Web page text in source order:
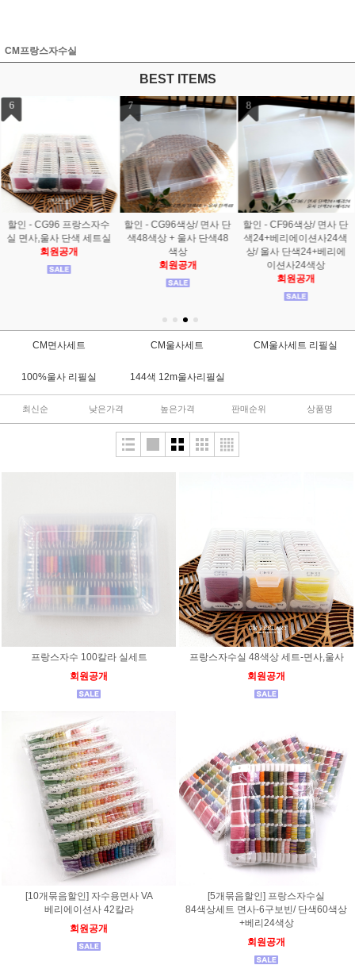
CM프랑스자수실
BEST ITEMS
7
할인 - CG96색상/ 면사 단
색48색상 + 울사 단색48
색상
회원공개
8
할인 - CF96색상/ 면사 단
색24+베리에이션사24색
상/ 울사 단색24+베리에
이션사24색상
회원공개
9
할인 - 베이직84색상/ 면
사60색상+베리에이션사
24색상
회원공개
CM면사세트 CM울사세트 CM울사세트 리필실
100%울사 리필실 144색 12m울사리필실
최신순 낮은가격 높은가격 판매순위 상품명
프랑스자수 100칼라 실세트
회원공개
프랑스자수실 48색상 세트-면사,울사
회원공개
[10개묶음할인] 자수용면사 VA
베리에이션사 42칼라
회원공개
[5개묶음할인] 프랑스자수실
84색상세트 면사-6구보빈/ 단색60색상
+베리24색상
회원공개